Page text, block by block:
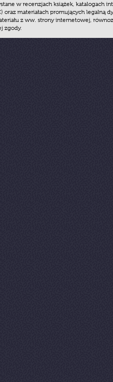
w recenzjach książek, katalogach
oraz materiałach promujących legalną
z ww. strony internetowej,
zgody.